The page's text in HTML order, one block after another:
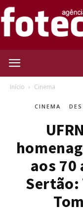
Início Cinema
CINEMA
aos 70
Sertão: